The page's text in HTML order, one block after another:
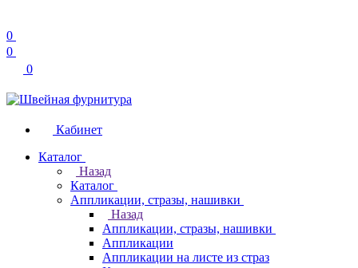
0
0
0
Кабинет
Каталог
Назад
Каталог
Аппликации, стразы, нашивки
Назад
Аппликации, стразы, нашивки
Аппликации
Аппликации на листе из страз